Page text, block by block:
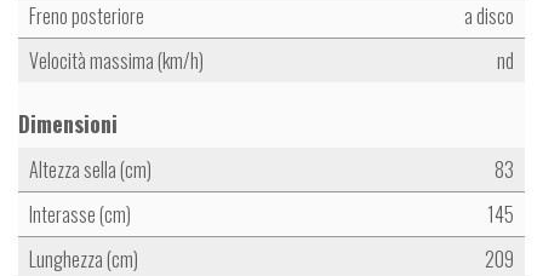
Freno posteriore
a disco
Velocità massima (km/h)
nd
Dimensioni
Altezza sella (cm)
83
Interasse (cm)
145
Lunghezza (cm)
209